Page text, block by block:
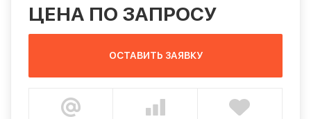
ЦЕНА ПО ЗАПРОСУ
ОСТАВИТЬ ЗАЯВКУ